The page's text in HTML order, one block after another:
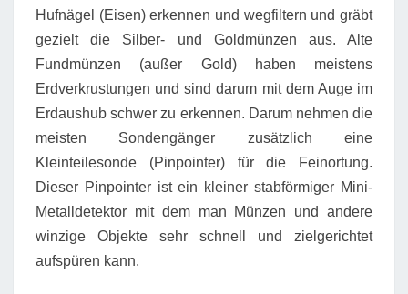
Hufnägel (Eisen) erkennen und wegfiltern und gräbt
gezielt die Silber- und Goldmünzen aus. Alte
Fundmünzen (außer Gold) haben meistens
Erdverkrustungen und sind darum mit dem Auge im
Erdaushub schwer zu erkennen. Darum nehmen die
meisten Sondengänger zusätzlich eine
Kleinteilesonde (Pinpointer) für die Feinortung.
Dieser Pinpointer ist ein kleiner stabförmiger Mini-
Metalldetektor mit dem man Münzen und andere
winzige Objekte sehr schnell und zielgerichtet
aufspüren kann.